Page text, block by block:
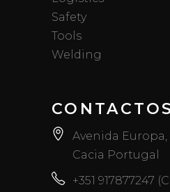
Safety
Tools
Welding
CONTACTOS
Avenida Europa,
Cacia Portugal
+351 917877247